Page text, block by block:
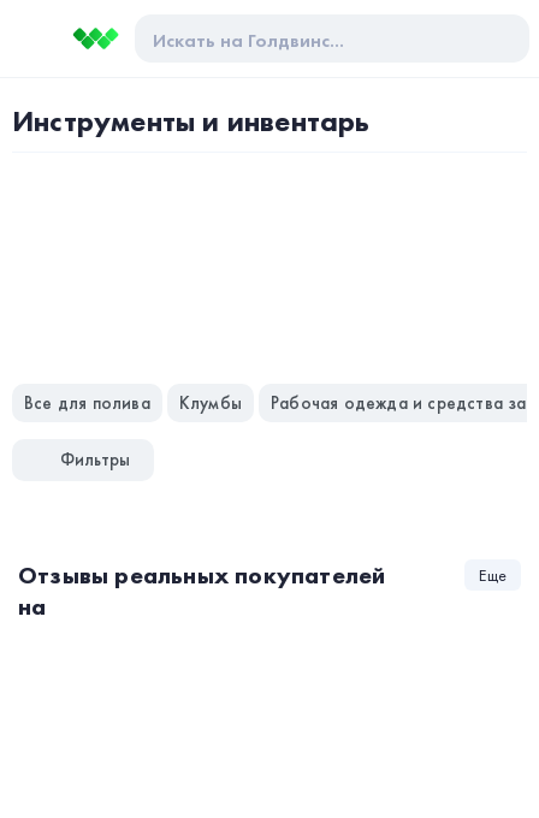
Инструменты и инвентарь
Все для полива Клумбы Рабочая одежда и средства
Фильтры
Отзывы реальных покупателей
на
Еще